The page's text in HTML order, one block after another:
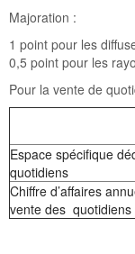
Majoration :
1 point pour les
0,5 point pour les
Pour la vente de
Espace spécifique
quotidiens
Chiffre d’affaires
vente des quotidiens